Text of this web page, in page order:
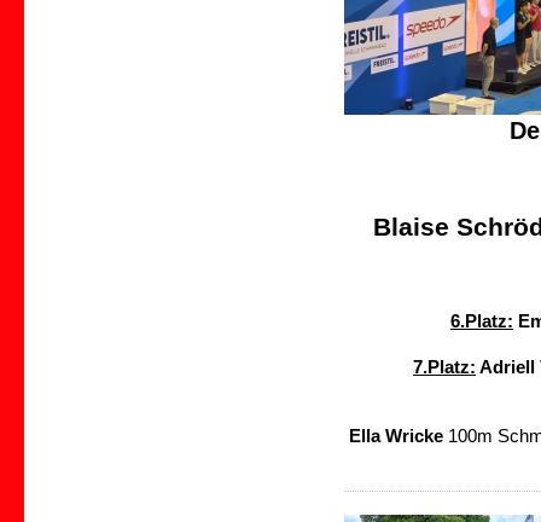
Blaise
6.Platz:
7.Platz: Adriell
Ella Wricke 100m